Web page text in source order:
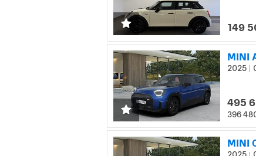
149
MINI
2025
495
396
MINI